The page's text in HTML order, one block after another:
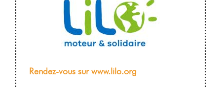
Rendez-vous sur www.lilo.org